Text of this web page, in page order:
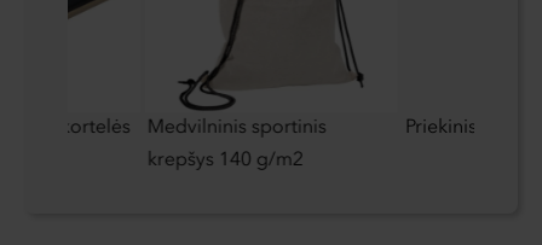
kortelės
Medvilninis sportinis
krepšys 140 g/m2
Priekinis